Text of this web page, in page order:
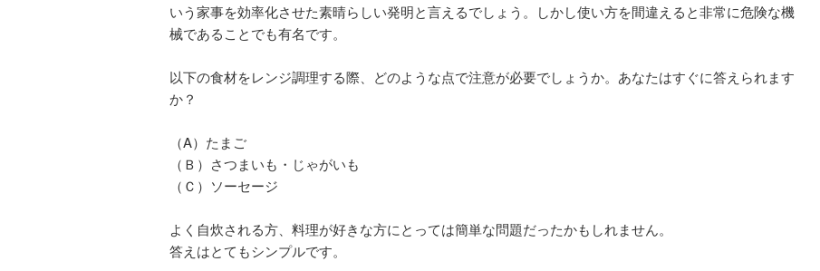
いう家事を効率化させた素晴らしい発明と言えるでしょう。しかし使い方を間違えると非常に危険な機
械であることでも有名です。
以下の食材をレンジ調理する際、どのような点で注意が必要でしょうか。あなたはすぐに答えられます
か？
（A）たまご
（Ｂ）さつまいも・じゃがいも
（Ｃ）ソーセージ
よく自炊される方、料理が好きな方にとっては簡単な問題だったかもしれません。
答えはとてもシンプルです。